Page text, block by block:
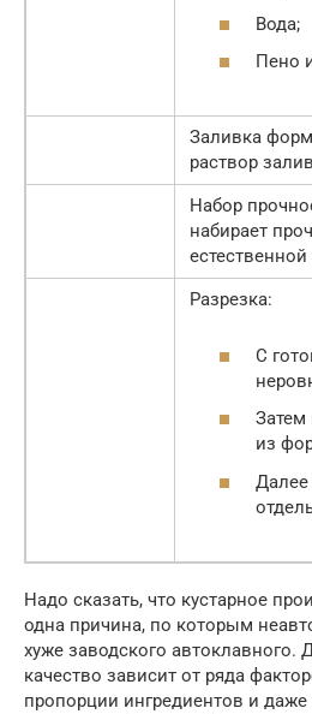
Вода;
Пено
Заливка
раствор
Набор
набирает
естественной
Разрезка:
С
Затем
из
Далее
Надо сказать, что кустарное
одна причина, по которым
хуже заводского автоклавного.
качество зависит от ряда
пропорции ингредиентов и даже